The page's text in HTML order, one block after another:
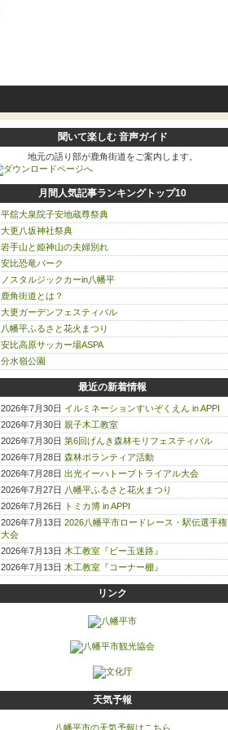
聞いて楽しむ 音声ガイド
地元の語り部が鹿角街道をご案内します。
月間人気記事ランキングトップ10
平舘大泉院子安地蔵尊祭典
大更八坂神社祭典
岩手山と姫神山の夫婦別れ
安比恐竜パーク
ノスタルジックカーin八幡平
鹿角街道とは？
大更ガーデンフェスティバル
八幡平ふるさと花火まつり
安比高原サッカー場ASPA
分水嶺公園
最近の新着情報
2026年7月30日 イルミネーションすいぞくえん in APPI
2026年7月30日 親子木工教室
2026年7月30日 第6回げんき森林モリフェスティバル
2026年7月28日 森林ボランティア活動
2026年7月28日 出光イーハトーブトライアル大会
2026年7月27日 八幡平ふるさと花火まつり
2026年7月26日
トミカ博 in APPI
2026年7月13日 2026八幡平市ロードレース・駅伝選手権
大会
2026年7月13日 木工教室『ビー玉迷路』
2026年7月13日 木工教室『コーナー棚』
リンク
天気予報
八幡平市の天気予報はこちら